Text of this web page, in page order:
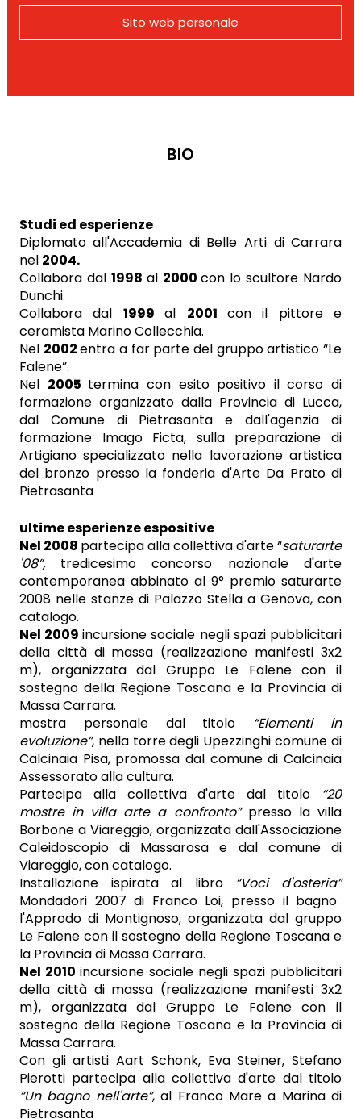
Sito web personale
BIO
Studi ed esperienze
Diplomato all'Accademia di Belle Arti di Carrara
nel 2004.
Collabora dal 1998 al 2000con lo scultore Nardo
Dunchi.
Collabora dal 1999al 2001 con il pittore e
ceramista Marino Collecchia.
Nel 2002entra a far parte del gruppo artistico “Le
Falene”.
Nel 2005 termina con esito positivo il corso di
formazione organizzato dalla Provincia di Lucca,
dal Comune di Pietrasanta e dall'agenzia di
formazione Imago Ficta, sulla preparazione di
Artigiano specializzato nella lavorazione artistica
del bronzo presso la fonderia d'Arte Da Prato di
Pietrasanta
ultime esperienze espositive
Nel 2008 partecipa alla collettiva d'arte “saturarte
'08”,tredicesimo concorso nazionale d'arte
contemporanea abbinato al 9° premio saturarte
2008 nelle stanze di Palazzo Stella a Genova, con
catalogo.
Nel 2009incursione sociale negli spazi pubblicitari
della città di massa (realizzazione manifesti 3x2
m), organizzata dal Gruppo Le Falene con il
sostegno della Regione Toscana e la Provincia di
Massa Carrara.
mostra personale dal titolo “Elementi in
evoluzione”, nella torre degli Upezzinghi comune di
Calcinaia Pisa, promossa dal comune di Calcinaia
Assessorato alla cultura.
Partecipa alla collettiva d'arte dal titolo “20
mostre in villa arte a confronto” presso la villa
Borbone a Viareggio, organizzata dall'Associazione
Caleidoscopio di Massarosa e dal comune di
Viareggio, con catalogo.
Installazione ispirata al libro“Voci d'osteria”
Mondadori 2007 di Franco Loi, presso il bagno
l'Approdo di Montignoso, organizzata dal gruppo
Le Falene con il sostegno della Regione Toscana e
la Provincia di Massa Carrara.
Nel 2010 incursione sociale negli spazi pubblicitari
della città di massa (realizzazione manifesti 3x2
m), organizzata dal Gruppo Le Falene con il
sostegno della Regione Toscana e la Provincia di
Massa Carrara.
Con gli artisti Aart Schonk, Eva Steiner, Stefano
Pierotti partecipa alla collettiva d'arte dal titolo
“Un bagno nell'arte”, al Franco Mare a Marina di
Pietrasanta